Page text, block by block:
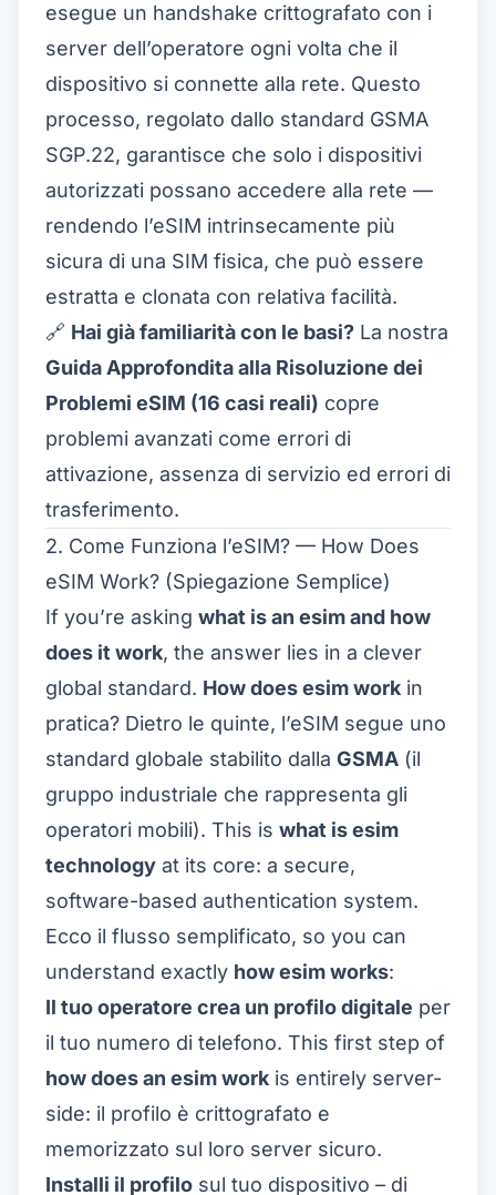
esegue un handshake crittografato con i
server dell’operatore ogni volta che il
dispositivo si connette alla rete. Questo
processo, regolato dallo standard GSMA
SGP.22, garantisce che solo i dispositivi
autorizzati possano accedere alla rete —
rendendo l’eSIM intrinsecamente più
sicura di una SIM fisica, che può essere
estratta e clonata con relativa facilità.
🔗 Hai già familiarità con le basi? La nostra
Guida Approfondita alla Risoluzione dei
Problemi eSIM (16 casi reali) copre
problemi avanzati come errori di
attivazione, assenza di servizio ed errori di
trasferimento.
2. Come Funziona l’eSIM? — How Does
eSIM Work? (Spiegazione Semplice)
If you’re asking what is an esim and how
does it work, the answer lies in a clever
global standard. How does esim work in
pratica? Dietro le quinte, l’eSIM segue uno
standard globale stabilito dalla GSMA (il
gruppo industriale che rappresenta gli
operatori mobili). This is what is esim
technology at its core: a secure,
software-based authentication system.
Ecco il flusso semplificato, so you can
understand exactly how esim works:
Il tuo operatore crea un profilo digitale per
il tuo numero di telefono. This first step of
how does an esim work is entirely server-
side: il profilo è crittografato e
memorizzato sul loro server sicuro.
Installi il profilo sul tuo dispositivo – di